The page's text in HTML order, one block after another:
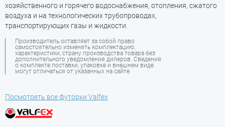
хозяйственного и горячего водоснабжения, отопления, сжатого
воздуха и на технологических трубопроводах,
транспортирующих газы и жидкости.
Производитель оставляет за собой право
самостоятельно изменять комплектацию,
характеристики, страну производства товара без
дополнительного уведомления дилеров. Сведения
о комплекте поставки, упаковке и внешнем виде
могут отличаться от указанных на сайте.
Посмотреть все футорки Valfex